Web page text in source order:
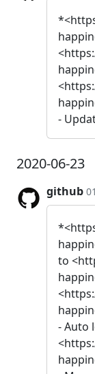
-
2020-06-23
github
to
- Auto